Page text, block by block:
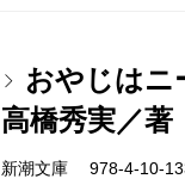
おやじはニ
高橋秀実／著
新潮文庫 978-4-10-